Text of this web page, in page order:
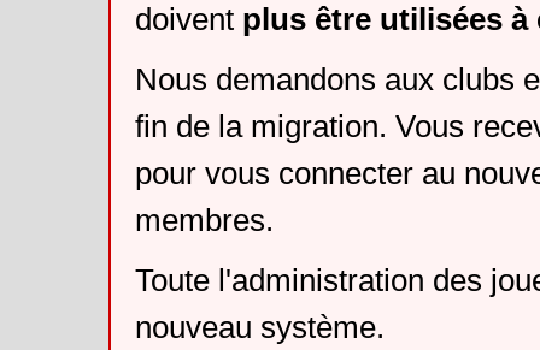
doivent plus être utilisées
Nous demandons aux clubs
fin de la migration. Vous
pour vous connecter au
membres.
Toute l'administration des
nouveau système.